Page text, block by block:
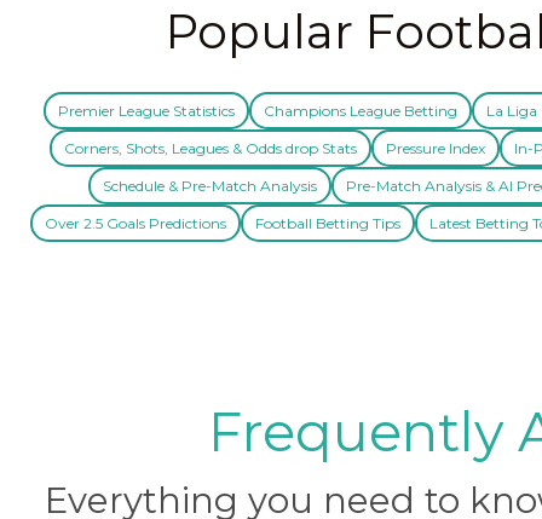
Popular
Premier League Statistics Champions League Betting La Liga
Corners, Shots, Leagues & Odds drop Stats Pressure Index In-
Schedule & Pre-Match Analysis Pre-Match Analysis & AI
Over 2.5 Goals Predictions Football Betting Tips Latest Betting
Frequently
Everything you need to